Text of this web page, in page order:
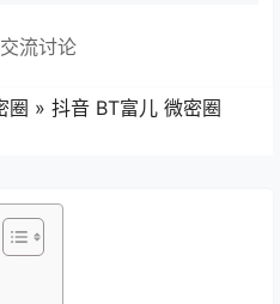
交流讨论
圈 » 抖音 BT富儿 微密圈